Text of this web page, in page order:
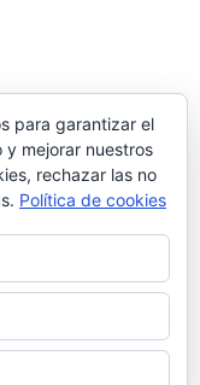
para garantizar el
y mejorar nuestros
rechazar las no
Política de cookies